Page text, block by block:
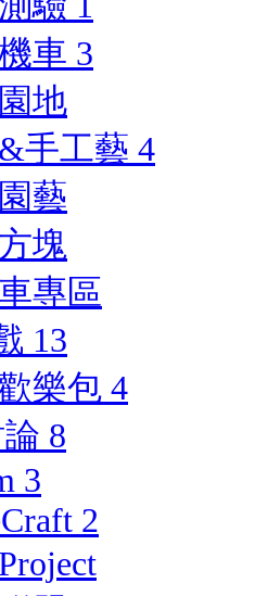
車 3
地
手工藝 4
藝
塊
專區
13
樂包 4
8
3
2